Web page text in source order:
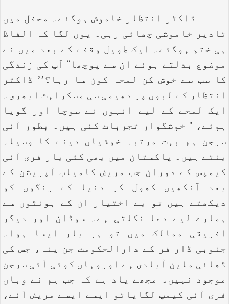
ڈاکٹر انتظار خاموش ہوگئے۔ محفل میں
تادیر خاموشی چھائی رہی۔ یوں لگا کہ الفاظ
ہی ختم ہوگئے۔ ایک طویل وقفے کے بعد میں نے
موضوع بدلتے ہوئے ان سے پوچھا‘‘ آپ کی زندگی
کا سب سے خوش کن لمحہ کون سا رہا؟’’ ڈاکٹر
انتظار کے لبوں پر دھیمی سی مسکراہٹ ابھری۔
ایک لمحے کے لیے انہوں نے سوچا اور گویا
ہوئے، ‘‘ خوشگوار تجربات کئی ہیں۔ بطور آئی
سرجن ہم بہت مرتبہ خوشیاں دینے کا وسیلہ
بنتے ہیں۔ پاکستان میں بھی کئی بار فری آئی
کیمپس کے دوران جب مریض کامیاب آپریشن کے
بعد آنکھیں کھول کر دنیا کے رنگوں کو
دیکھتے ہیں تو بے اختیار ان کے ہونٹوں سے
ہمارے لیے دعا نکلتی ہے۔ سوڈان اور دیگر
افریقی ممالک میں تو ہر بار ایسا ہوا۔
جنوبی ڈار فر کے دارالحکومت جن ینہ، جس کی
ڈھائی ملین آبادی ہے اوروہاں کوئی آئی سرجن
موجود نہیں۔ مجھے یاد ہے کہ جب ہم نے وہاں
فری آئی کیمپ لگایاتو ایسے ایسے مریض آئے،